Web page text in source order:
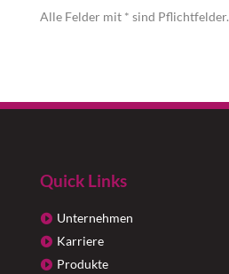
Alle Felder mit * sind Pflichtfelder.
Quick Links
Unternehmen
Karriere
Produkte